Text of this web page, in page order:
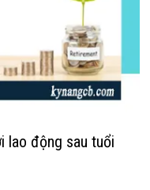
lao động sau tuổi